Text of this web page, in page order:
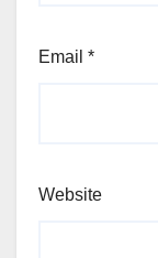
Email *
Website